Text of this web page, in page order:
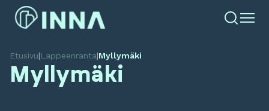
Etusivu|Lappeenranta|Myllymäki
Myllymäki